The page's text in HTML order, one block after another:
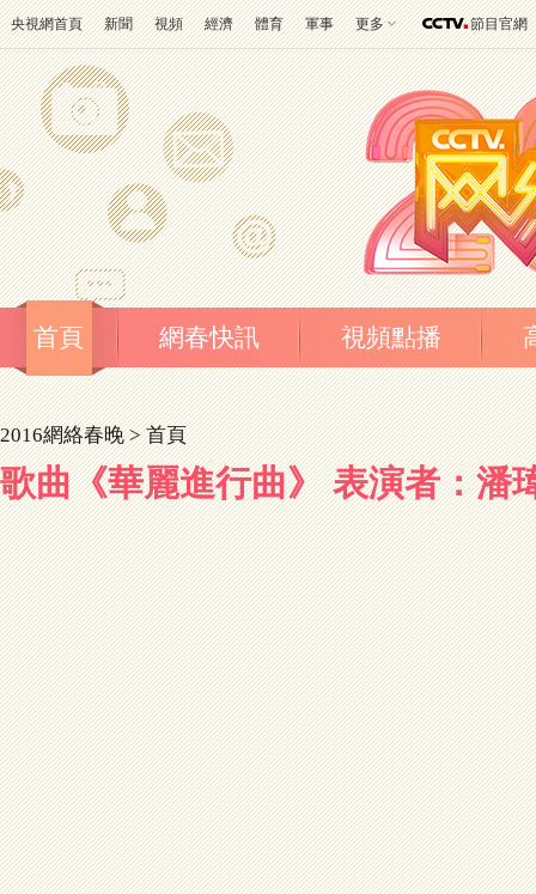
央視網首頁 新聞 視頻 經濟 體育 軍事 更多 節目官網
首頁 網春快訊 視頻點播
2016網絡春晚 >首頁
歌曲《華麗進行曲》 表演者：潘